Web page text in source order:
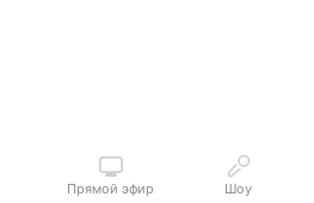
Прямой эфир Шоу